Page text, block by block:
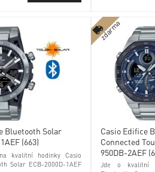
Bluetooth Solar
(663)
kvalitní hodinky Casio
Solar ECB-2000D-1AEF
Casio Edifice
Connected
950DB-2AEF
Jde o kvalitní
zdarma